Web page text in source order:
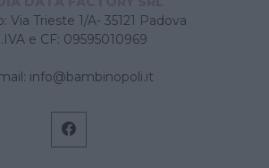
Via Trieste 1/A- 35121 Padova
e CF: 09595010969
info@bambinopoli.it